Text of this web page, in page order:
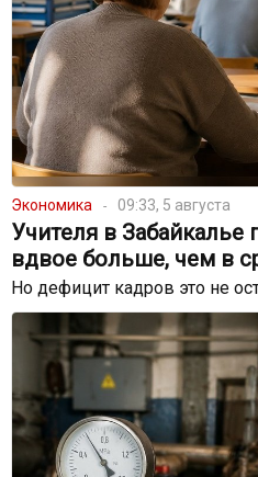
Экономика 09:33, 5 августа
Учителя в Забайкалье
вдвое больше, чем в
Но дефицит кадров это не